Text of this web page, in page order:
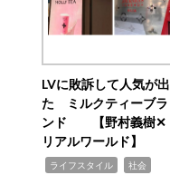
LVに敗訴して人気が出
た ミルクティーブラ
ンド 【野村義樹✕
リアルワールド】
ライフスタイル 社会